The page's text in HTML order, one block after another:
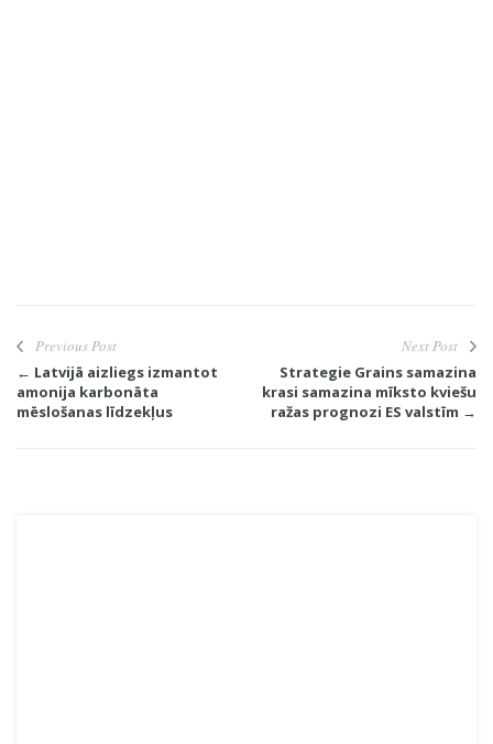
Previous Post
← Latvijā aizliegs izmantot
amonija karbonāta
mēslošanas līdzekļus
Next Post
Strategie Grains samazina
krasi samazina mīksto kviešu
ražas prognozi ES valstīm →